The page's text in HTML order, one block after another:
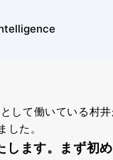
して働いている村
た。
ます。まず初め